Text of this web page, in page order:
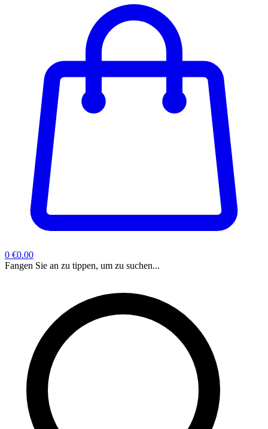
0 €0.00
Fangen Sie an zu tippen, um zu suchen...